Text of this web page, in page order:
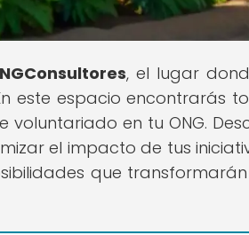
, el lugar
este espacio encontrarás
en tu ONG.
el impacto de tus
que